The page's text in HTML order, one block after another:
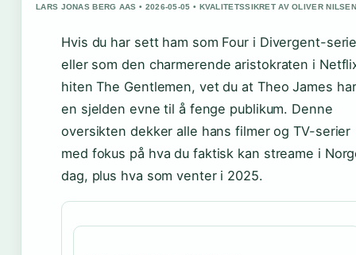
LARS JONAS BERG AAS • 2026-05-05 • KVALITETSSIKRET AV OLIVER
Hvis du har sett ham som Four i Divergent-
eller som den charmerende aristokraten i
hiten The Gentlemen, vet du at Theo James har
en sjelden evne til å fenge publikum. Denne
oversikten dekker alle hans filmer og TV-serier
med fokus på hva du faktisk kan streame i
dag, plus hva som venter i 2025.